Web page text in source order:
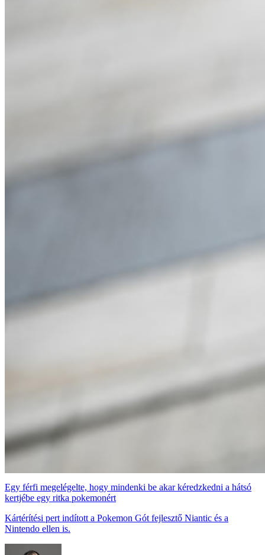
Egy férfi megelégelte, hogy mindenki be akar kéredzkedni a hátsó
kertjébe egy ritka pokemonért
Kártérítési pert indított a Pokemon Gót fejlesztő Niantic és a
Nintendo ellen is.